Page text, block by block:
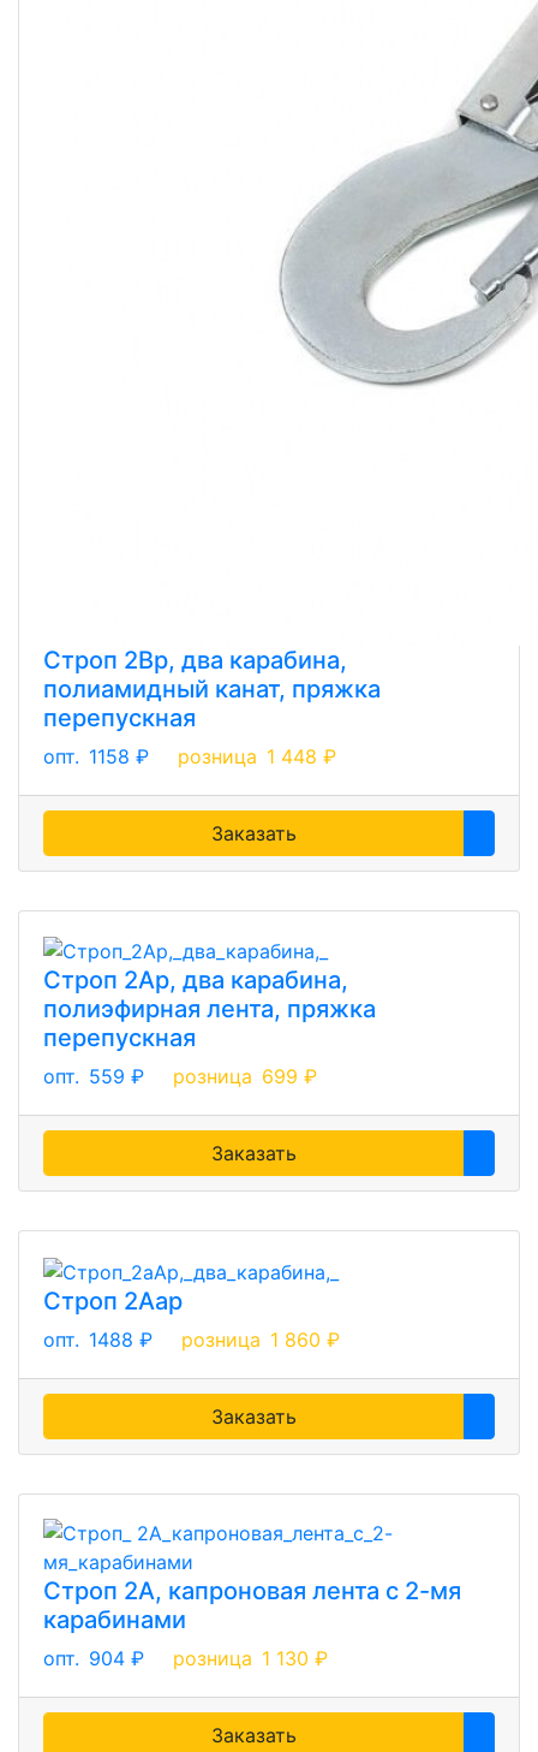
Строп 2Вр, два карабина,
полиамидный канат, пряжка
перепускная
опт. 1158 ₽ розница 1 448 ₽
Заказать
Строп 2Ар, два карабина,
полиэфирная лента, пряжка
перепускная
опт. 559 ₽ розница 699 ₽
Заказать
Строп 2Аар
опт. 1488 ₽ розница 1 860 ₽
Заказать
Строп 2А, капроновая лента с 2-мя
карабинами
опт. 904 ₽ розница 1 130 ₽
Заказать